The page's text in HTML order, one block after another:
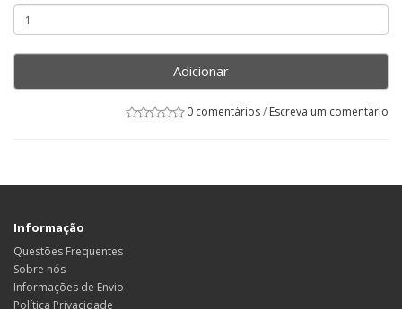
Adicionar
0 comentários/ Escreva um comentário
Informação
Questões Frequentes
Sobre nós
Informações de Envio
Política Privacidade